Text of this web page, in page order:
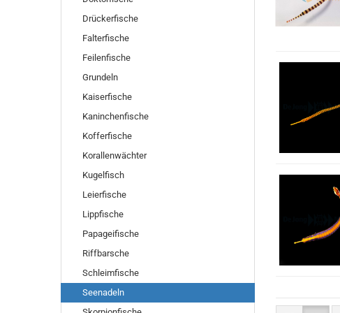
Drückerfische
Falterfische
Feilenfische
Grundeln
Kaiserfische
Kaninchenfische
Kofferfische
Korallenwächter
Kugelfisch
Leierfische
Lippfische
Papageifische
Riffbarsche
Schleimfische
Seenadeln